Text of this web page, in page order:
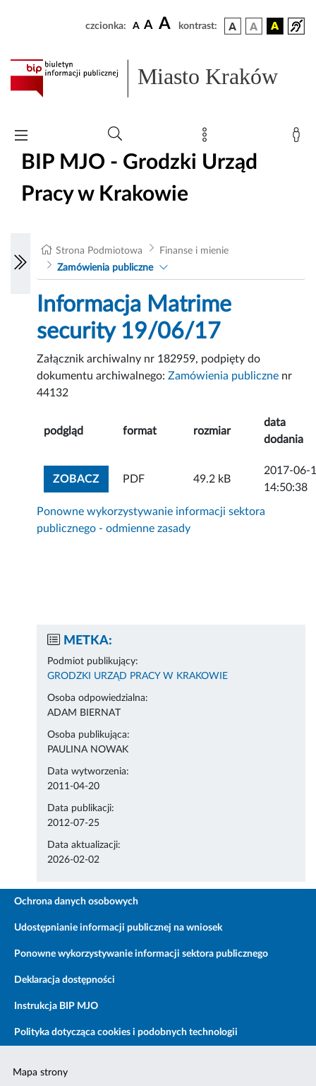
czcionka: A A A kontrast:
Miasto Kraków
BIP MJO - Grodzki Urząd
Pracy w Krakowie
Strona Podmiotowa
Finanse i mienie
Zamówienia publiczne
Informacja Matrime
security 19/06/17
Załącznik archiwalny nr 182959, podpięty do
dokumentu archiwalnego:Zamówienia publiczne nr
44132
podgląd format rozmiar
data
dodania
ZOBACZZOBACZ ZAŁĄCZNIK
PDF 49.2 kB
2017-06-
14:50:38
Ponowne wykorzystywanie informacji sektora
publicznego - odmienne zasady
METKA:
Podmiot publikujący:
GRODZKI URZĄD PRACY W KRAKOWIE
Osoba odpowiedzialna:
ADAM BIERNAT
Osoba publikująca:
PAULINA NOWAK
Data wytworzenia:
2011-04-20
Data publikacji:
2012-07-25
Data aktualizacji:
2026-02-02
Ochrona danych osobowych
Udostępnianie informacji publicznej na wniosek
Ponowne wykorzystywanie informacji sektora publicznego
Deklaracja dostępności
Instrukcja BIP MJO
Polityka dotycząca cookies i podobnych technologii
Mapa strony